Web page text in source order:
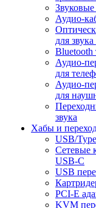
Аудио-
для
Bluetooth
Аудио-
для
Аудио-
для
звука
Хабы и
USB/
Сетевые
USB-C
USB
PCI-E
KVM